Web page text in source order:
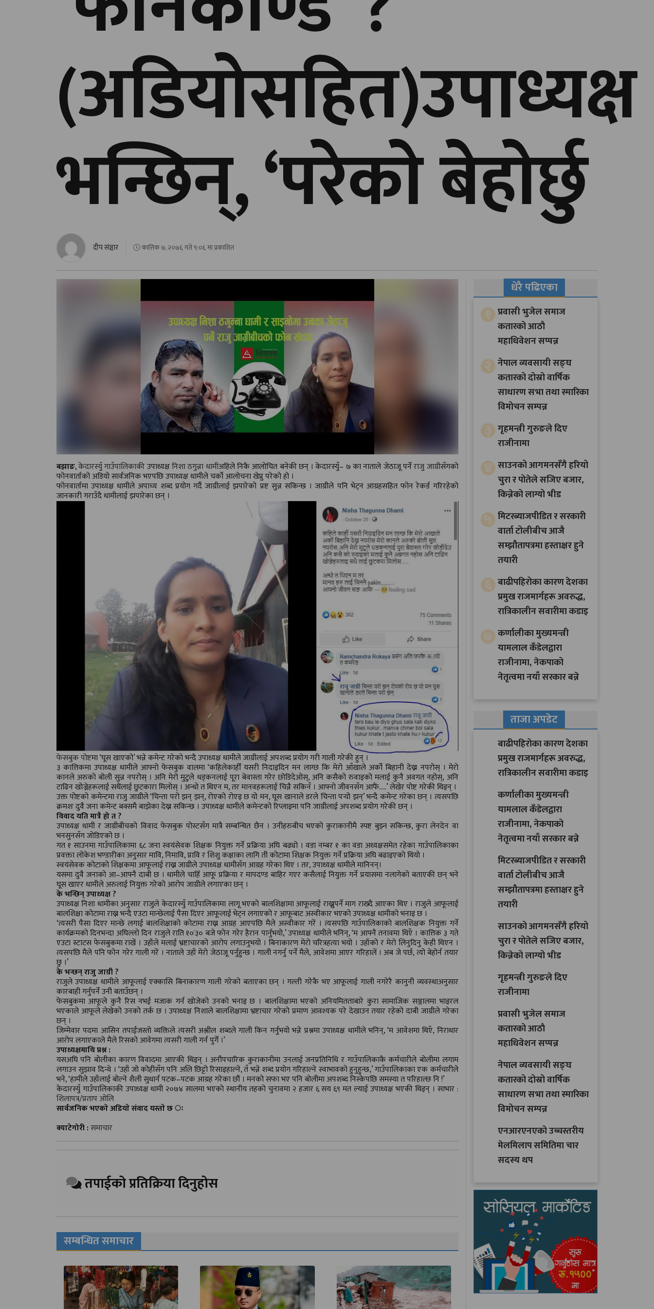
(अडियोसहित)उपाध्यक्ष
भन्छिन्, ‘परेकाे बेहाेर्छु
दीप संञ्चार कात्तिक ७, २०७६ गते ९:०६ मा प्रकाशित
बझाङ,केदारस्युँ गाउँपालिकाकीउपाध्यक्षनिशा ठगुन्ना धामीअहिले निकै आलोचित बनेकी छन् । केदारस्युँ– ७ का नाताले जेठाजू पर्नेराजु जाग्रीसँगको
फोनवार्ताको अडियो सार्वजनिक भएपछि उपाध्यक्ष धामीले चर्को आलोचना खेप्नु परेको हो ।
फोनवार्तामा उपाध्यक्ष धामीले अपाच्य शब्द प्रयोग गर्दै जाग्रीलाई झपारेको प्रष्ट सुन्न सकिन्छ । जाग्रीले पनि भेट्न आग्रहसहित फोन रेकर्ड गरिरहेको
जानकारी गराउँदै धामीलाई झपारेका छन् ।
फेसबुक पोष्टमा ‘घूस खाएको’ भन्ने कमेन्ट गरेको भन्दै उपाध्यक्ष धामीले जाग्रीलाई अपशब्द प्रयोग गरी गाली गरेकी हुन् ।
३ कात्तिकमा उपाध्यक्ष धामीले आफ्नो फेसबुक वालमा ‘कहिलेकाहीँ यसरी निदाइदिन मन लाग्छ कि मेरो आँखाले अर्को बिहानी देख्न नपरोस् । मेरो
कानले अरुको बोली सुन्न नपरोस् । अनि मेरो मुटुले धड्कनलाई पूरा बेवास्ता गरेर छोडिदेओस्, अनि कसैको रुवाइको मलाई कुनै अवगत नहोस्, अनि
टाढिन खोज्नेहरूलाई सधैंलाई छुटकारा मिलोस् । अन्धो त थिएन म, तर मानवहरूलाई चिन्नै सकिनँ । आफ्नो जीवनसँग आफैं…..’ लेखेर पोष्ट गरेकी थिइन् ।
उक्त पोष्टको कमेन्टमा राजु जाग्रीले ‘चिन्ता परो झन् झन्, रोएको रोएइ छ यो मन, घूस खानाले डरले चिन्ता पर्‍यो झन्’ भन्दै कमेन्ट गरेका छन् । त्यसपछि
क्रमशः दुवै जना कमेन्ट बक्समै बाझेका देख्न सकिन्छ । उपाध्यक्ष धामीले कमेन्टको रिप्लाइमा पनि जाग्रीलाई अपशब्द प्रयोग गरेकी छन् ।
विवाद यति मात्रै हो त ?
उपाध्यक्ष धामी र जाग्रीबीचको विवाद फेसबुक पोस्टसँग मात्रै सम्बन्धित छैन । उनीहरुबीच भएको कुराकानीमै स्पष्ट बुझ्न सकिन्छ, कुरा लेनदेन वा
भनसुनसँग जोडिएको छ ।
गत १ साउनमा गाउँपालिकामा ६८ जना स्वयंसेवक शिक्षक नियुक्त गर्ने प्रक्रिया अघि बढ्यो । वडा नम्बर १ का वडा अध्यक्षसमेत रहेका गाउँपालिकाका
प्रवक्ता लोकेश भण्डारीका अनुसार मावि, निमावि, प्रावि र शिशु कक्षाका लागि ती कोटामा शिक्षक नियुक्त गर्ने प्रक्रिया अघि बढाइएको थियो ।
स्वयंसेवक कोटाको शिक्षकमा आफूलाई राख्न जाग्रीले उपाध्यक्ष धामीसँग आग्रह गरेका थिए । तर, उपाध्यक्ष धामीले मानिनन्।
यसमा दुवै जनाको आ–आफ्नै दाबी छ । धामीले चाहिँ आफू प्रक्रिया र मापदण्ड बाहिर गएर कसैलाई नियुक्त गर्ने प्रयासमा नलागेको बताएकी छन् भने
घूस खाएर धामीले अरुलाई नियुक्त गरेको आरोप जाग्रीले लगाएका छन् ।
के भन्छिन् उपाध्यक्ष ?
उपाध्यक्ष निशा धामीका अनुसार राजुले केदारस्युँ गाउँपालिकामा लागू भएको बालशिक्षामा आफूलाई राख्नुपर्ने माग राख्दै आएका थिए । राजुले आफूलाई
बालशिक्षा कोटामा राख्न भन्दै एउटा मान्छेलाई पैसा दिएर आफूलाई भेट्न लगाएको र आफूबाट अस्वीकार भएको उपाध्यक्ष धामीको भनाइ छ ।
‘त्यसरी पैसा दिएर मान्छे लगाई बालशिक्षाको कोटामा राख्न आग्रह आएपछि मैले अस्वीकार गरें । त्यसपछि गाउँपालिकाको बालशिक्षक नियुक्त गर्ने
कार्यक्रमको दिनभन्दा अघिल्लो दिन राजुले राति १०ः३० बजे फोन गरेर हैरान पार्नुभयो,’ उपाध्यक्ष धामीले भनिन्, ‘म आफ्नै तनावमा थिएँ । कात्तिक ३ गते
एउटा स्टाटस फेसबुकमा राखें । उहाँले मलाई भ्रष्टाचारको आरोप लगाउनुभयो । बिनाकारण मेरो चरित्रहत्या भयो । उहाँको र मेरो लिनुदिनु केही थिएन ।
त्यसपछि मैले पनि फोन गरेर गाली गरें । नाताले उहाँ मेरो जेठाजू पर्नुहुन्छ । गाली नगर्नु पर्ने मैले, आवेशमा आएर गरिहालें । अब जे पर्छ, त्यो बेहोर्न तयार
छु ।’
के भन्छन् राजु जाग्री ?
राजुले उपाध्यक्ष धामीले आफूलाई एक्कासि बिनाकारण गाली गरेको बताएका छन् । गल्ती गरेकै भए आफूलाई गाली नगरेरै कानुनी व्यवस्थाअनुसार
कारबाही गर्नुपर्ने उनी बताउँछन् ।
फेसबुकमा आफूले कुनै रिस नभई मजाक गर्न खोजेको उनको भनाइ छ । बालशिक्षामा भएको अनियमितताबारे कुरा सामाजिक सञ्जालमा भाइरल
भएकाले आफूले लेखेको उनको तर्क छ । उपाध्यक्ष निशाले बालशिक्षामा भ्रष्टाचार गरेको प्रमाण आवश्यक परे देखाउन तयार रहेको दाबी जाग्रीले गरेका
छन् ।
जिम्मेवार पदमा आसिन तपाईंजस्ताे व्यक्तिले त्यसरी अश्लील शब्दले गाली किन गर्नुभयो भन्ने प्रश्नमा उपाध्यक्ष धामीले भनिन्, ‘म आवेशमा थिएँ, निराधार
आरोप लगाएकाले मैले रिसको आवेगमा त्यसरी गाली गर्न पुगेँ ।’
उपाध्यक्षमाथि प्रश्न :
यसअघि पनि बोलीका कारण विवादमा आएकी थिइन् । अनौपचारिक कुराकानीमा उनलाई जनप्रतिनिधि र गाउँपालिकाकै कर्मचारीले बोलीमा लगाम
लगाउन सुझाव दिन्थे । ‘उहाँ जो कोहीसँग पनि अलि छिट्टो रिसाइहाल्ने, तँ भन्ने शब्द प्रयोग गरिहाल्ने स्वाभावको हुनुहुन्छ,’ गाउँपालिकाका एक कर्मचारीले
भने, ‘हामीले उहाँलाई बोल्ने शैली सुधार्न पटक–पटक आग्रह गरेका छौं । मनको सफा भए पनि बोलीमा अपशब्द निस्केपछि समस्या त परिहाल्छ नि !’
केदारस्युँ गाउँपालिकाकी उपाध्यक्ष धामी २०७४ सालमा भएको स्थानीय तहको चुनावमा २ हजार ६ सय ६९ मत ल्याई उपाध्यक्ष भएकी थिइन् । साभार :
शिलापत्र/प्रताप ओलि
सार्वजनिक भएकाे अडियाे संवाद यस्ताे छ ः
क्याटेगोरी :समाचार
तपाईको प्रतिक्रिया दिनुहोस
सम्बन्धित समाचार
धेरै पढिएका
१ प्रवासी भुजेल समाज
कतारको आठाै
महाधिवेशन सप्पन्न
२ नेपाल व्यवसायी सङ्घ
कतारको दोस्रो वार्षिक
साधारण सभा तथा स्मारिका
विमोचन सम्पन्न
३ गृहमन्त्री गुरुङले दिए
राजीनामा
४ साउनको आगमनसँगै हरियो
चुरा र पोतेले सजिए बजार,
किन्नेको लाग्यो भीड
५ मिटरब्याजपीडित र सरकारी
वार्ता टोलीबीच आजै
सम्झौतापत्रमा हस्ताक्षर हुने
तयारी
६ बाढीपहिरोका कारण देशका
प्रमुख राजमार्गहरू अवरुद्ध,
रात्रिकालीन सवारीमा कडाइ
७ कर्णालीका मुख्यमन्त्री
यामलाल कँडेलद्वारा
राजीनामा, नेकपाको
नेतृत्वमा नयाँ सरकार बन्ने
ताजा अपडेट
बाढीपहिरोका कारण देशका
प्रमुख राजमार्गहरू अवरुद्ध,
रात्रिकालीन सवारीमा कडाइ
कर्णालीका मुख्यमन्त्री
यामलाल कँडेलद्वारा
राजीनामा, नेकपाको
नेतृत्वमा नयाँ सरकार बन्ने
मिटरब्याजपीडित र सरकारी
वार्ता टोलीबीच आजै
सम्झौतापत्रमा हस्ताक्षर हुने
तयारी
साउनको आगमनसँगै हरियो
चुरा र पोतेले सजिए बजार,
किन्नेको लाग्यो भीड
गृहमन्त्री गुरुङले दिए
राजीनामा
प्रवासी भुजेल समाज
कतारको आठाै
महाधिवेशन सप्पन्न
नेपाल व्यवसायी सङ्घ
कतारको दोस्रो वार्षिक
साधारण सभा तथा स्मारिका
विमोचन सम्पन्न
एनआरएनएको उच्चस्तरीय
मेलमिलाप समितिमा चार
सदस्य थप